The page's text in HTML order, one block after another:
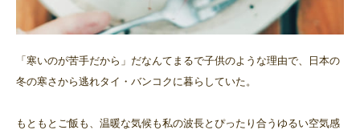
「寒いのが苦手だから」だなんてまるで子供のような理由で、日本の
冬の寒さから逃れタイ・バンコクに暮らしていた。
もともとご飯も、温暖な気候も私の波長とぴったり合うゆるい空気感